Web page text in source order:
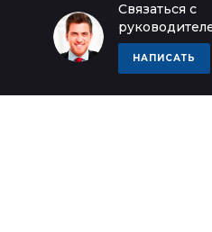
Связаться с
НАПИСАТЬ